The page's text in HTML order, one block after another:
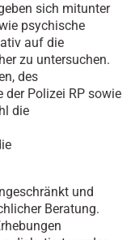
sich mitunter
psychische
auf die
zu untersuchen.
des
der Polizei RP sowie
die
und
Beratung.